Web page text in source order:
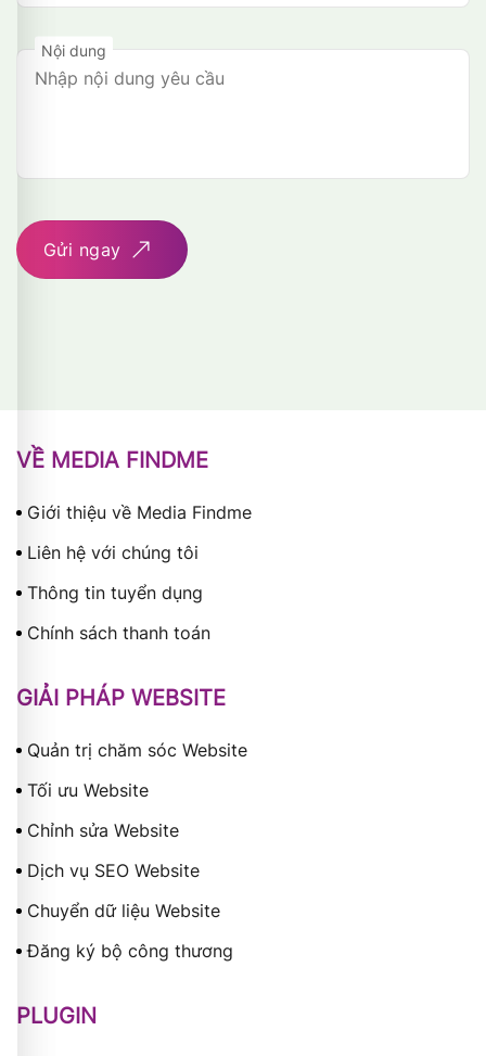
Nội dung
Gửi ngay
VỀ MEDIA FINDME
Giới thiệu về Media Findme
Liên hệ với chúng tôi
Thông tin tuyển dụng
Chính sách thanh toán
GIẢI PHÁP WEBSITE
Quản trị chăm sóc Website
Tối ưu Website
Chỉnh sửa Website
Dịch vụ SEO Website
Chuyển dữ liệu Website
Đăng ký bộ công thương
PLUGIN